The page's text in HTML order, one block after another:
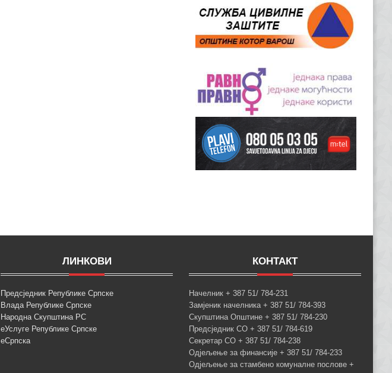
ЛИНКОВИ
Предсједник Републике Српске
Влада Републике Српске
Народна Скупштина РС
еУслуге Републике Српске
еСрпска
КОНТАКТ
Начелник + 387 51/ 784-231
Замјеник начелника + 387 51/ 784-393
Скупштина Општине + 387 51/ 784-230
Предсједник СО + 387 51/ 784-619
Секретар СО + 387 51/ 784-238
Одјељење за финансије + 387 51/ 784-233
Одјељење за стамбено комуналне послове +